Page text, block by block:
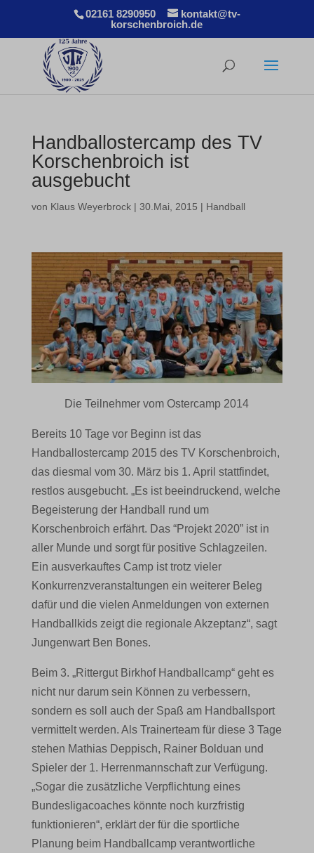
02161 8290950
kontakt@tv-
korschenbroich.de
Handballostercamp des TV
Korschenbroich ist
ausgebucht
von Klaus Weyerbrock| 30.Mai, 2015 | Handball
Die Teilnehmer vom Ostercamp 2014
Bereits 10 Tage vor Beginn ist das
Handballostercamp 2015 des TV Korschenbroich,
das diesmal vom 30. März bis 1. April stattfindet,
restlos ausgebucht. „Es ist beeindruckend, welche
Begeisterung der Handball rund um
Korschenbroich erfährt. Das “Projekt 2020” ist in
aller Munde und sorgt für positive Schlagzeilen.
Ein ausverkauftes Camp ist trotz vieler
Konkurrenzveranstaltungen ein weiterer Beleg
dafür und die vielen Anmeldungen von externen
Handballkids zeigt die regionale Akzeptanz“, sagt
Jungenwart Ben Bones.
Beim 3. „Rittergut Birkhof Handballcamp“ geht es
nicht nur darum sein Können zu verbessern,
sondern es soll auch der Spaß am Handballsport
vermittelt werden. Als Trainerteam für diese 3 Tage
stehen Mathias Deppisch, Rainer Bolduan und
Spieler der 1. Herrenmannschaft zur Verfügung.
„Sogar die zusätzliche Verpflichtung eines
Bundesligacoaches könnte noch kurzfristig
funktionieren“, erklärt der für die sportliche
Planung beim Handballcamp verantwortliche